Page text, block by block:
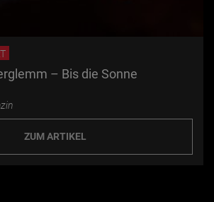
– Bis die Sonne
ZUM ARTIKEL